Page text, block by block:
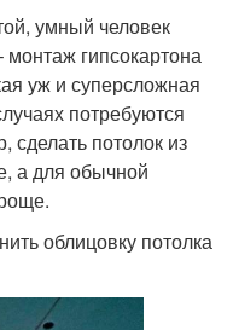
умный человек
гипсокартона
уж и суперсложная
потребуются
потолок из
а для обычной
облицовку потолка